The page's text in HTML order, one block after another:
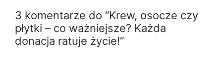
3 komentarze do “Krew, osocze czy
płytki – co ważniejsze? Każda
donacja ratuje życie!”